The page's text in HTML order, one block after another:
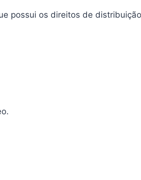
possui os direitos de